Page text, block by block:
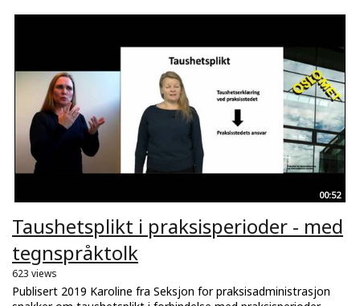
00:52
Taushetsplikt i praksisperioder - med
tegnspråktolk
623 views
Publisert 2019 Karoline fra Seksjon for praksisadministrasjon